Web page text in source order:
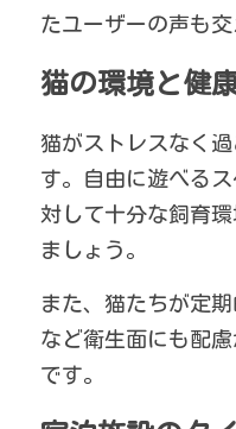
たユーザーの声も交
猫の環境と健
猫がストレスなく
す。自由に遊べる
対して十分な飼育
ましょう。
また、猫たちが定
など衛生面にも配
です。